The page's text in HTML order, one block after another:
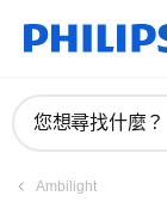
您想尋找什麼？
Ambilight